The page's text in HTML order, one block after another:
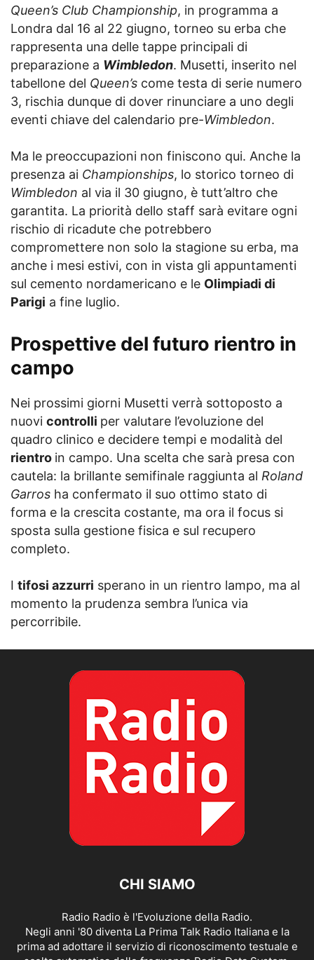
Queen’s Club Championship, in programma a
Londra dal 16 al 22 giugno, torneo su erba che
rappresenta una delle tappe principali di
preparazione a Wimbledon. Musetti, inserito nel
tabellone del Queen’s come testa di serie numero
3, rischia dunque di dover rinunciare a uno degli
eventi chiave del calendario pre-Wimbledon.
Ma le preoccupazioni non finiscono qui. Anche la
presenza ai Championships, lo storico torneo di
Wimbledon al via il 30 giugno, è tutt’altro che
garantita. La priorità dello staff sarà evitare ogni
rischio di ricadute che potrebbero
compromettere non solo la stagione su erba, ma
anche i mesi estivi, con in vista gli appuntamenti
sul cemento nordamericano e le Olimpiadi di
Parigi a fine luglio.
Prospettive del futuro rientro in
campo
Nei prossimi giorni Musetti verrà sottoposto a
nuovi controlli per valutare l’evoluzione del
quadro clinico e decidere tempi e modalità del
rientro in campo. Una scelta che sarà presa con
cautela: la brillante semifinale raggiunta al Roland
Garros ha confermato il suo ottimo stato di
forma e la crescita costante, ma ora il focus si
sposta sulla gestione fisica e sul recupero
completo.
I tifosi azzurri sperano in un rientro lampo, ma al
momento la prudenza sembra l’unica via
percorribile.
CHI SIAMO
Radio Radio è l'Evoluzione della Radio.
Negli anni '80 diventa La Prima Talk Radio Italiana e la
prima ad adottare il servizio di riconoscimento testuale e